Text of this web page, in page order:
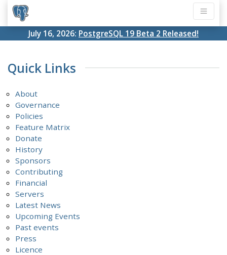
July 16, 2026: PostgreSQL 19 Beta 2 Released!
Quick Links
About
Governance
Policies
Feature Matrix
Donate
History
Sponsors
Contributing
Financial
Servers
Latest News
Upcoming Events
Past events
Press
Licence